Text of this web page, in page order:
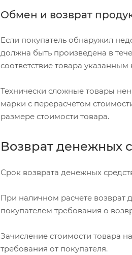
Обмен и возврат
Если покупатель обнаружил
должна быть произведена в
соответствие товара
Технически сложные товары
марки с перерасчётом
размере стоимости товара.
Возврат денежных
Срок возврата денежных
При наличном расчете возврат
покупателем требования о
Зачисление стоимости товара
требования от покупателя.